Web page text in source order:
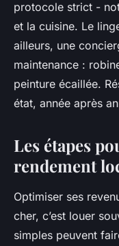
protocole strict -
et la cuisine. Le
ailleurs, une
maintenance :
peinture écaillée.
état, année après
Les étapes
rendement
Optimiser ses
cher, c’est louer
simples peuvent